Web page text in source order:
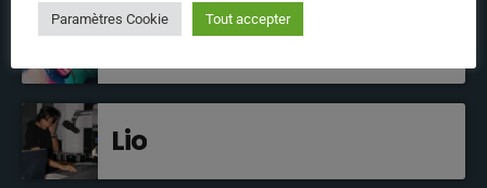
Rémi aka Remsmovies
Lio
Paramètres Cookie Tout accepter